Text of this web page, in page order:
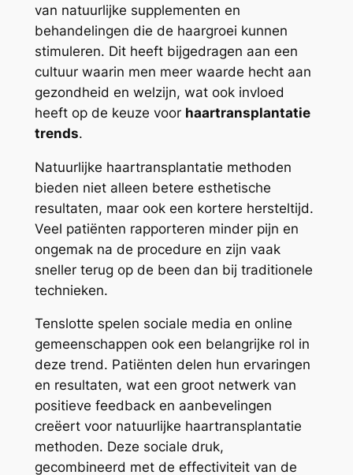
van natuurlijke supplementen en
behandelingen die de haargroei kunnen
stimuleren. Dit heeft bijgedragen aan een
cultuur waarin men meer waarde hecht aan
gezondheid en welzijn, wat ook invloed
heeft op de keuze voor haartransplantatie
trends.
Natuurlijke haartransplantatie methoden
bieden niet alleen betere esthetische
resultaten, maar ook een kortere hersteltijd.
Veel patiënten rapporteren minder pijn en
ongemak na de procedure en zijn vaak
sneller terug op de been dan bij traditionele
technieken.
Tenslotte spelen sociale media en online
gemeenschappen ook een belangrijke rol in
deze trend. Patiënten delen hun ervaringen
en resultaten, wat een groot netwerk van
positieve feedback en aanbevelingen
creëert voor natuurlijke haartransplantatie
methoden. Deze sociale druk,
gecombineerd met de effectiviteit van de